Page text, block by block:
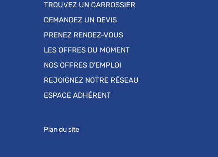
TROUVEZ UN CARROSSIER
DEMANDEZ UN DEVIS
PRENEZ RENDEZ-VOUS
LES OFFRES DU MOMENT
NOS OFFRES D'EMPLOI
REJOIGNEZ NOTRE RÉSEAU
ESPACE ADHÉRENT
Plan du site